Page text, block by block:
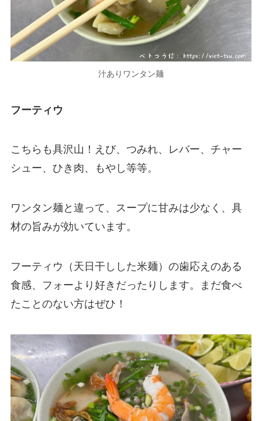
汁ありワンタン麺
フーティウ
こちらも具沢山！えび、つみれ、レバー、チャー
シュー、ひき肉、もやし等等。
ワンタン麺と違って、スープに甘みは少なく、具
材の旨みが効いています。
フーティウ（天日干しした米麺）の歯応えのある
食感、フォーより好きだったりします。まだ食べ
たことのない方はぜひ！